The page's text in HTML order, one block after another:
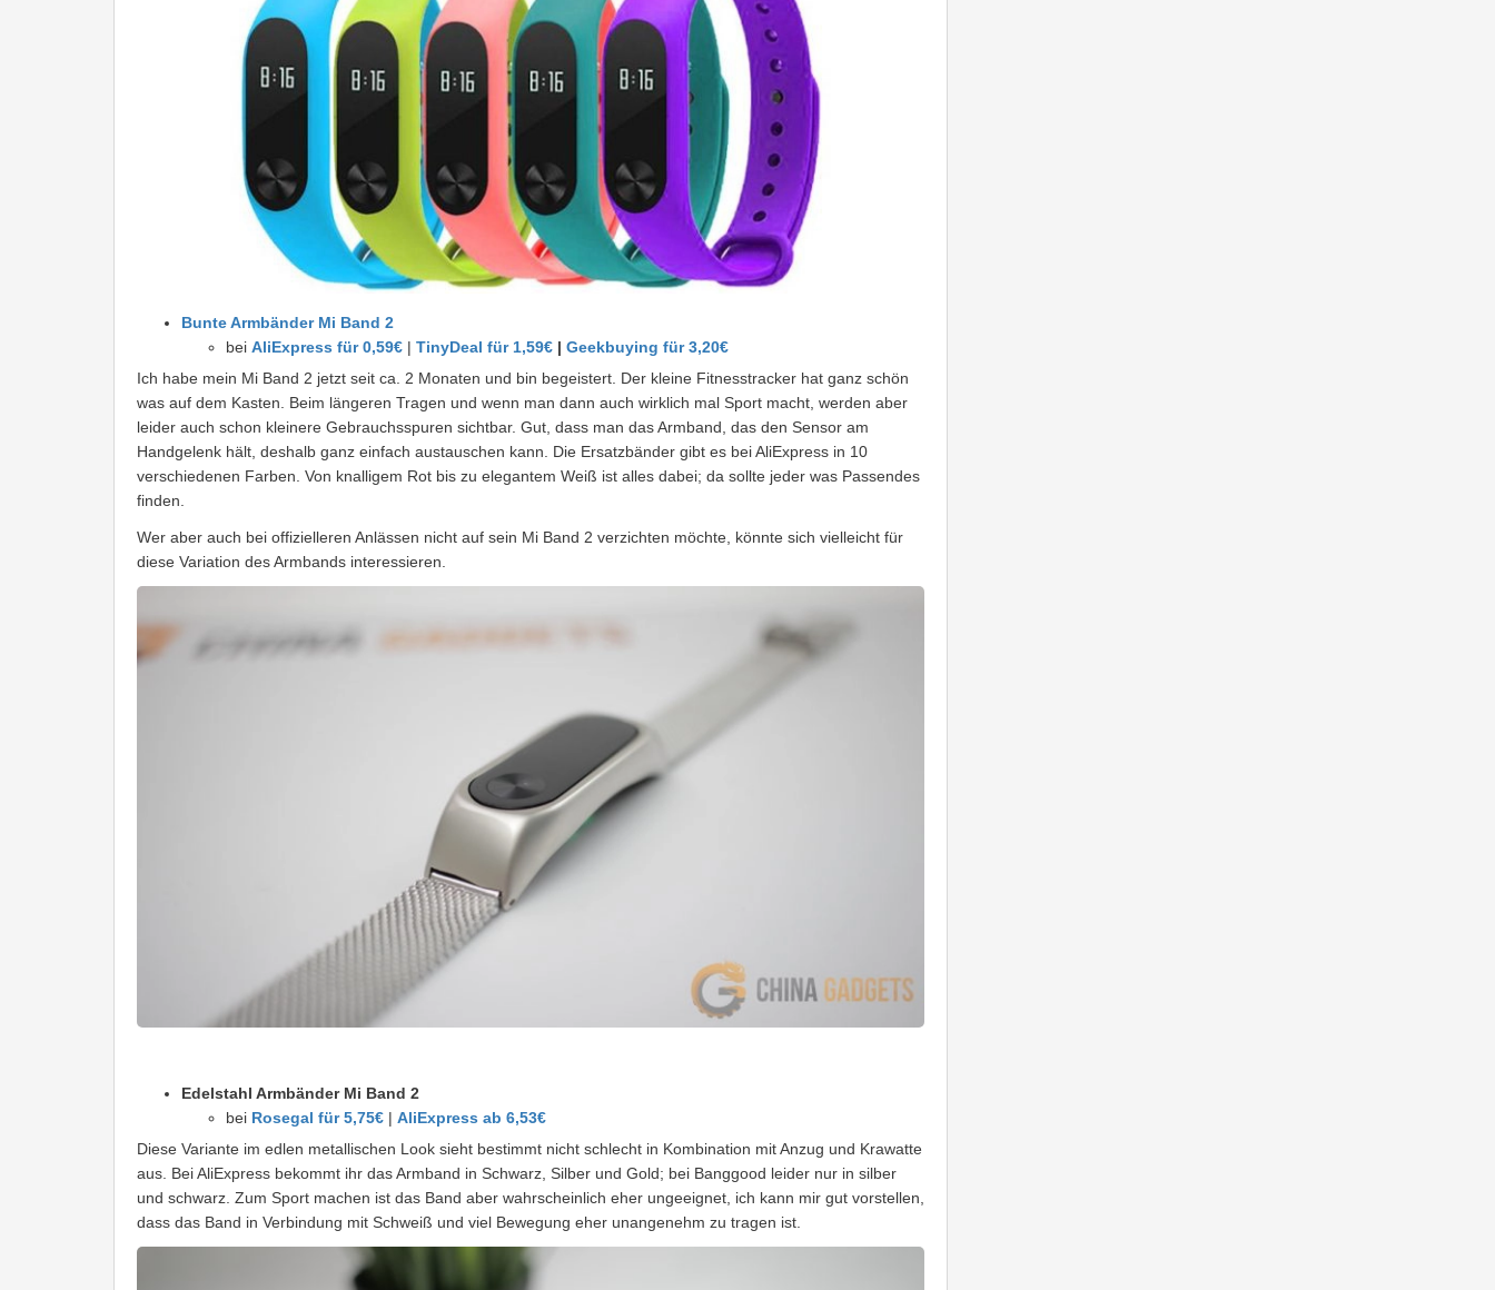
Bunte Armbänder Mi Band 2
bei AliExpress für 0,59€ | TinyDeal für 1,59€ | Geekbuying für 3,20€
Ich habe mein Mi Band 2 jetzt seit ca. 2 Monaten und bin begeistert. Der kleine Fitnesstracker hat ganz schön
was auf dem Kasten. Beim längeren Tragen und wenn man dann auch wirklich mal Sport macht, werden aber
leider auch schon kleinere Gebrauchsspuren sichtbar. Gut, dass man das Armband, das den Sensor am
Handgelenk hält, deshalb ganz einfach austauschen kann. Die Ersatzbänder gibt es bei AliExpress in 10
verschiedenen Farben. Von knalligem Rot bis zu elegantem Weiß ist alles dabei; da sollte jeder was Passendes
finden.
Wer aber auch bei offizielleren Anlässen nicht auf sein Mi Band 2 verzichten möchte, könnte sich vielleicht für
diese Variation des Armbands interessieren.
Edelstahl Armbänder Mi Band 2
bei Rosegal für 5,75€ | AliExpress ab 6,53€
Diese Variante im edlen metallischen Look sieht bestimmt nicht schlecht in Kombination mit Anzug und Krawatte
aus. Bei AliExpress bekommt ihr das Armband in Schwarz, Silber und Gold; bei Banggood leider nur in silber
und schwarz. Zum Sport machen ist das Band aber wahrscheinlich eher ungeeignet, ich kann mir gut vorstellen,
dass das Band in Verbindung mit Schweiß und viel Bewegung eher unangenehm zu tragen ist.